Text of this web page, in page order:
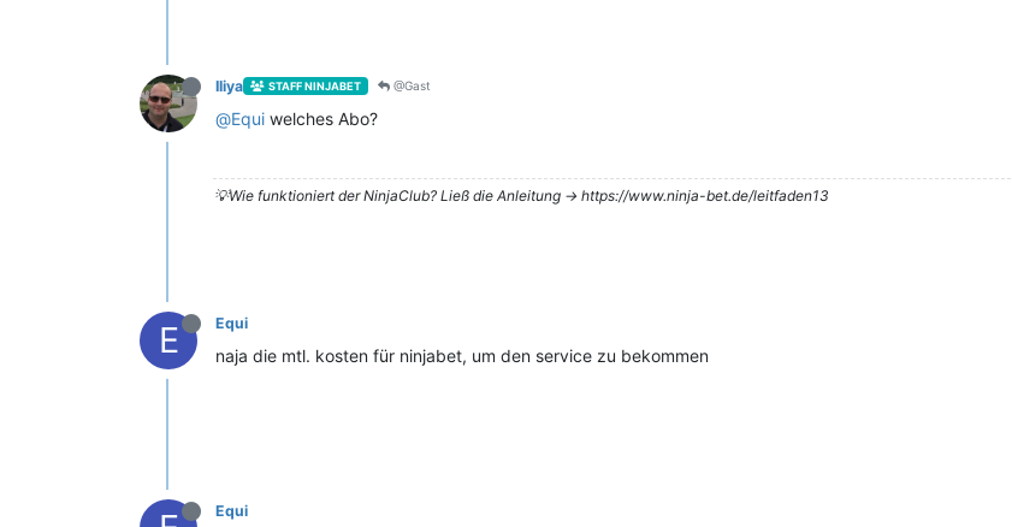
Iliya STAFF NINJABET @Gast
@Equi welches Abo?
💡Wie funktioniert der NinjaClub? Ließ die Anleitung -> https://www.ninja-bet.de/leitfaden13
E Equi
naja die mtl. kosten für ninjabet, um den service zu bekommen
Equi